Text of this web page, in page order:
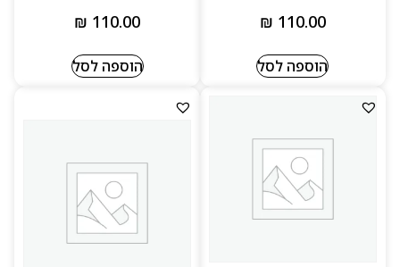
₪ 110.00
הוספה לסל
₪ 110.00
הוספה לסל